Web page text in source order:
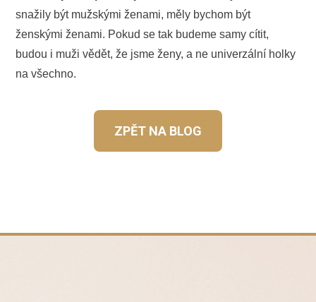
snažily být mužskými ženami, měly bychom být
ženskými ženami. Pokud se tak budeme samy cítit,
budou i muži vědět, že jsme ženy, a ne univerzální holky
na všechno.
ZPĚT NA BLOG